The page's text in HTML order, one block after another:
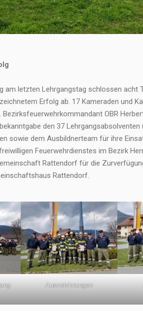
am letzten Lehrgangstag schlossen acht
Erfolg ab. 17 Kameraden und
Bezirksfeuerwehrkommandant OBR
den 37 Lehrgangsabsolventen
sowie dem Ausbildnerteam für ihre
Feuerwehrdienstes im Bezirk
Rattendorf für die
Rattendorf.
Auszeichnungen